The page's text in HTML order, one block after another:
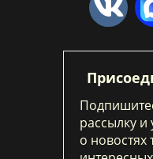
рассылку
о новостях